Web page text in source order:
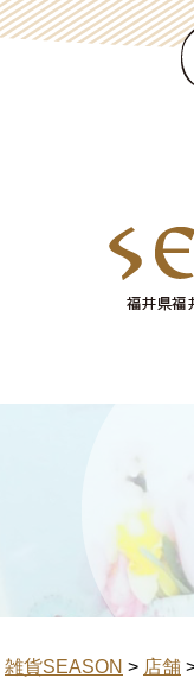
雑貨SEASON > 店舗